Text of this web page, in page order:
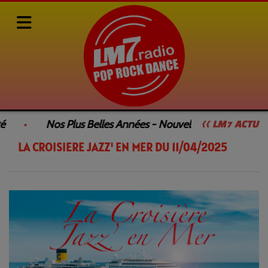
<< LM7 ACTU
Nos Plus Belles Années - Nouvelle Émission
Rediffusions de nos émissions LA CROISIÈRE JAZZ' EN MER
LA CROISIERE JAZZ' EN MER DU 11/04/2025